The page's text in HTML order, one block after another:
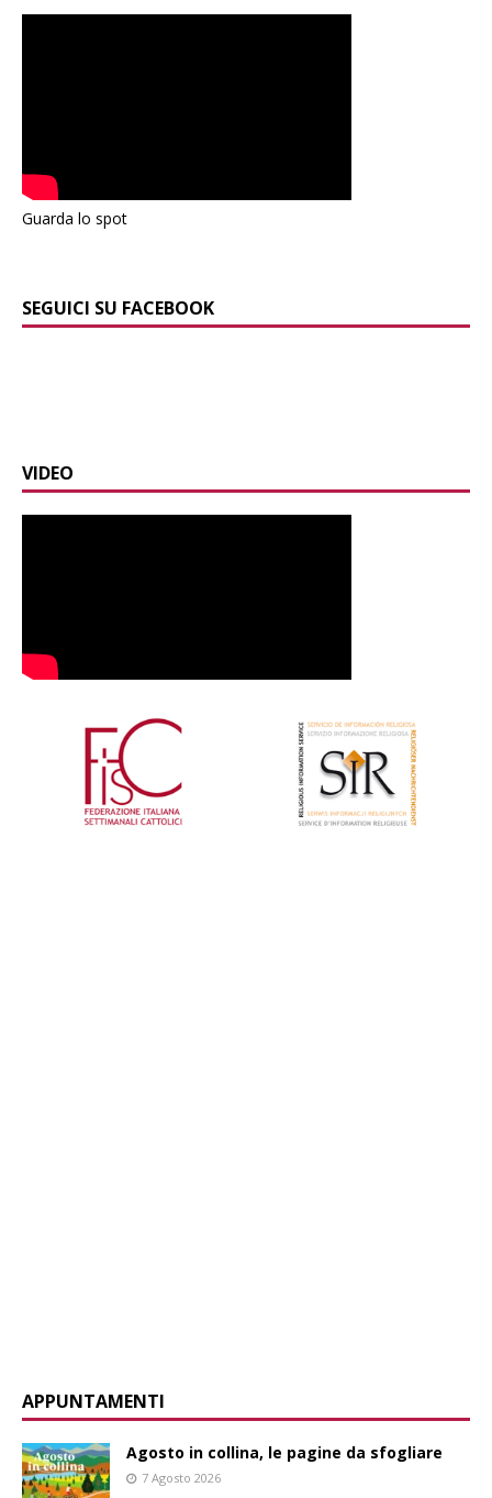
Guarda lo spot
SEGUICI SU FACEBOOK
VIDEO
APPUNTAMENTI
Agosto in collina, le pagine da sfogliare
7 Agosto 2026